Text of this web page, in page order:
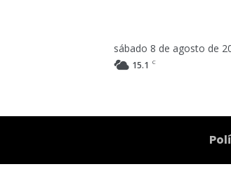
sábado 8 de agosto de
15.1 C